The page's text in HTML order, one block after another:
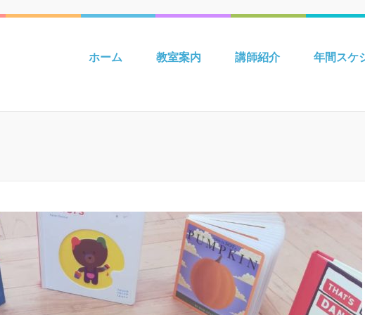
三郷 吉川 mpiパートナー英語教室
ホーム 教室案内 講師紹介 年間スケ